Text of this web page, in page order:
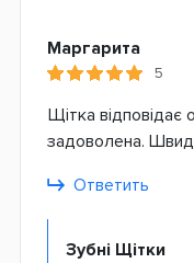
Маргарита
5
Щітка
задоволена.
Ответить
Зубні Щітки